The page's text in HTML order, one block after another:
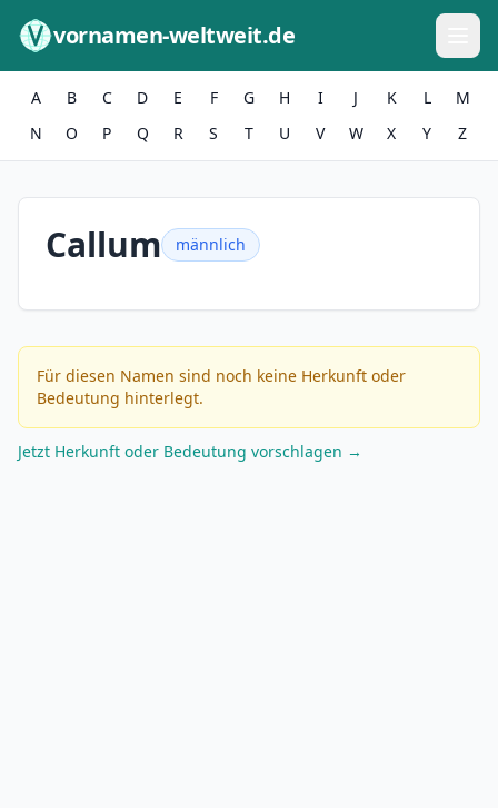
vornamen-weltweit.de
A B C D E F G H I J K L
M
N
O P Q R S T U V W X Y Z
Callum männlich
Für diesen Namen sind noch keine Herkunft oder
Bedeutung hinterlegt.
Jetzt Herkunft oder Bedeutung vorschlagen →